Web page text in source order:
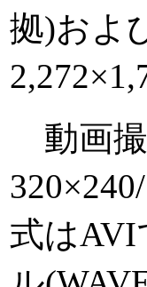
拠)およ
動画撮
式はAVI